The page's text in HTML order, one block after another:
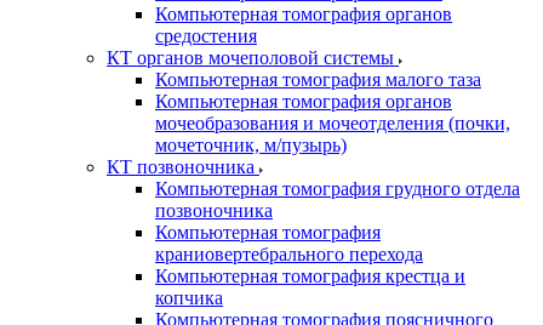
Компьютерная томография органов
средостения
КТ органов мочеполовой системы
Компьютерная томография малого таза
Компьютерная томография органов
мочеобразования и мочеотделения (почки,
мочеточник, м/пузырь)
КТ позвоночника
Компьютерная томография грудного отдела
позвоночника
Компьютерная томография
краниовертебрального перехода
Компьютерная томография крестца и
копчика
Компьютерная томография поясничного